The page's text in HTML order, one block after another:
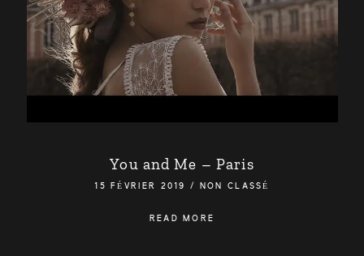
You and Me – Paris
15 FÉVRIER 2019/ NON CLASSÉ
READ MORE